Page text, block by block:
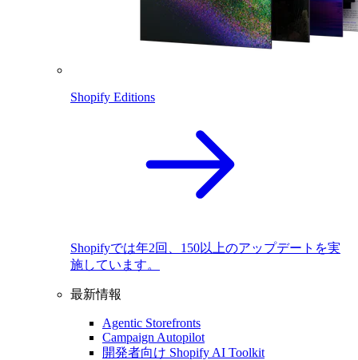
Shopify Editions
Shopifyでは年2回、150以上のアップデートを実
施しています。
最新情報
Agentic Storefronts
Campaign Autopilot
開発者向け Shopify AI Toolkit